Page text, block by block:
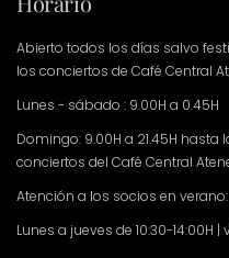
Abierto todos los días salvo
los conciertos de Café Central
Lunes - sábado : 9.00H a 0.45H
Domingo: 9.00H a 21.45H
conciertos del Café Central
Atención a los socios en verano:
Lunes a jueves de 10:30-14:00H |